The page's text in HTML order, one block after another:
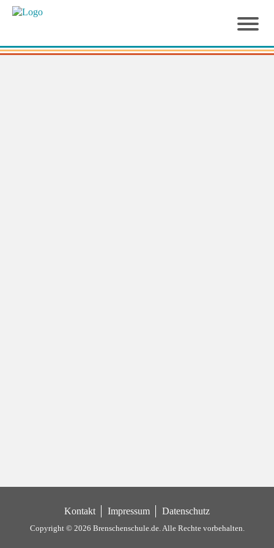
Copyright © 2026 Brenschenschule.de.Alle Rechte vorbehalten.
Kontakt Impressum Datenschutz